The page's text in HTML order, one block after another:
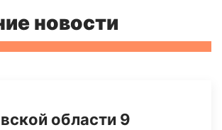
новости
области 9